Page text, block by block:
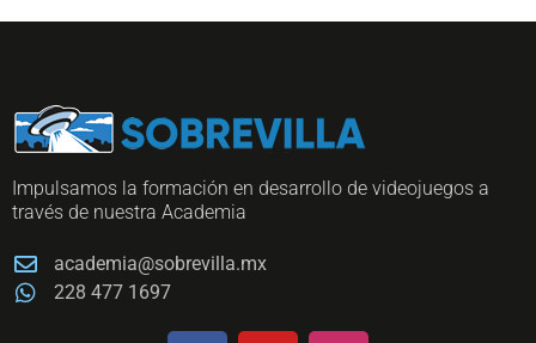
Impulsamos la formación en desarrollo de videojuegos a
través de nuestra Academia
academia@sobrevilla.mx
228 477 1697